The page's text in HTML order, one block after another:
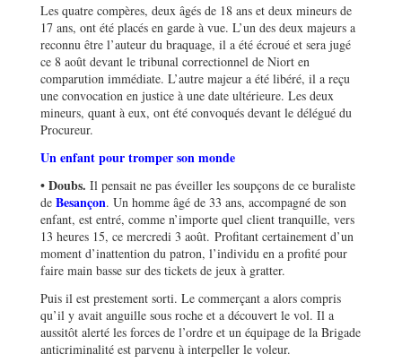
Les quatre compères, deux âgés de 18 ans et deux mineurs de
17 ans, ont été placés en garde à vue. L’un des deux majeurs a
reconnu être l’auteur du braquage, il a été écroué et sera jugé
ce 8 août devant le tribunal correctionnel de Niort en
comparution immédiate. L’autre majeur a été libéré, il a reçu
une convocation en justice à une date ultérieure. Les deux
mineurs, quant à eux, ont été convoqués devant le délégué du
Procureur.
Un enfant pour tromper son monde
• Doubs. Il pensait ne pas éveiller les soupçons de ce buraliste
de Besançon. Un homme âgé de 33 ans, accompagné de son
enfant, est entré, comme n’importe quel client tranquille, vers
13 heures 15, ce mercredi 3 août. Profitant certainement d’un
moment d’inattention du patron, l’individu en a profité pour
faire main basse sur des tickets de jeux à gratter.
Puis il est prestement sorti. Le commerçant a alors compris
qu’il y avait anguille sous roche et a découvert le vol. Il a
aussitôt alerté les forces de l’ordre et un équipage de la Brigade
anticriminalité est parvenu à interpeller le voleur.